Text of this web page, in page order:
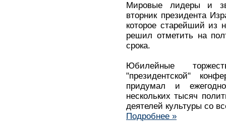
Мировые лидеры и
вторник президента
которое старейший из
решил отметить на
срока.
Юбилейные
"президентской"
придумал и
нескольких тысяч
деятелей культуры со
Подробнее »